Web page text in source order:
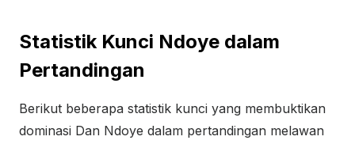
Statistik Kunci Ndoye dalam
Pertandingan
Berikut beberapa statistik kunci yang membuktikan
dominasi Dan Ndoye dalam pertandingan melawan